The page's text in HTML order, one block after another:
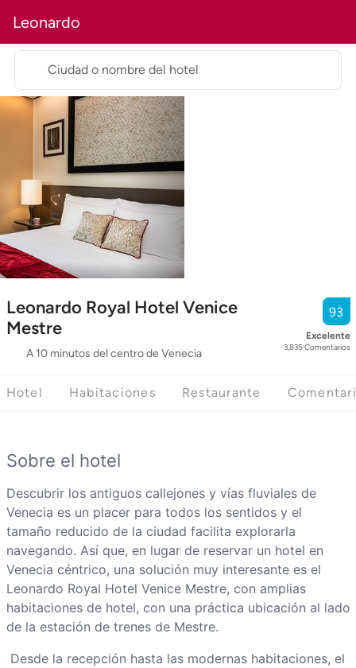
Leonardo
Leonardo Royal Hotel Venice
Mestre
A 10 minutos del centro de Venecia
93
Excelente
3,835Comentarios
Ciudad o nombre del hotel
Hotel Habitaciones Restaurante
Sobre el hotel
Descubrir los antiguos callejones y vías fluviales de
Venecia es un placer para todos los sentidos y el
tamaño reducido de la ciudad facilita explorarla
navegando. Así que, en lugar de reservar un hotel en
Venecia céntrico, una solución muy interesante es el
Leonardo Royal Hotel Venice Mestre, con amplias
habitaciones de hotel, con una práctica ubicación al lado
de la estación de trenes de Mestre.
Desde la recepción hasta las modernas habitaciones, el